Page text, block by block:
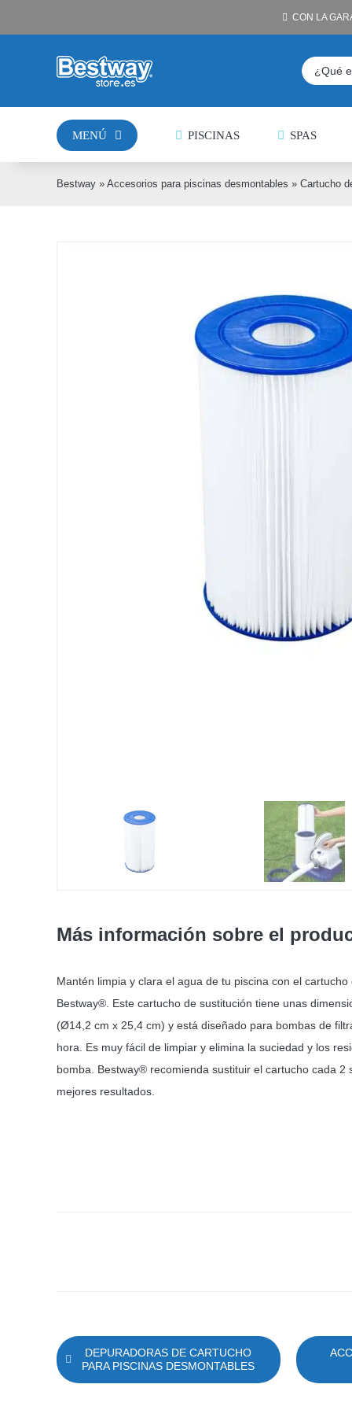
al
PISCINAS SPAS
MENÚ
CON LA
Buscar:
Bestway» Accesorios para piscinas desmontables » Cartucho
Más información sobre el
Mantén limpia y clara el agua de tu piscina con el
Bestway®. Este cartucho de sustitución tiene unas
(Ø14,2 cm x 25,4 cm) y está diseñado para bombas de
hora. Es muy fácil de limpiar y elimina la suciedad y los
bomba. Bestway® recomienda sustituir el cartucho cada 2
mejores resultados.
DEPURADORAS DE CARTUCHO
PARA PISCINAS DESMONTABLES